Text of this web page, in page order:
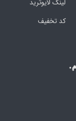
لینک لایوترید
کد تخفیف